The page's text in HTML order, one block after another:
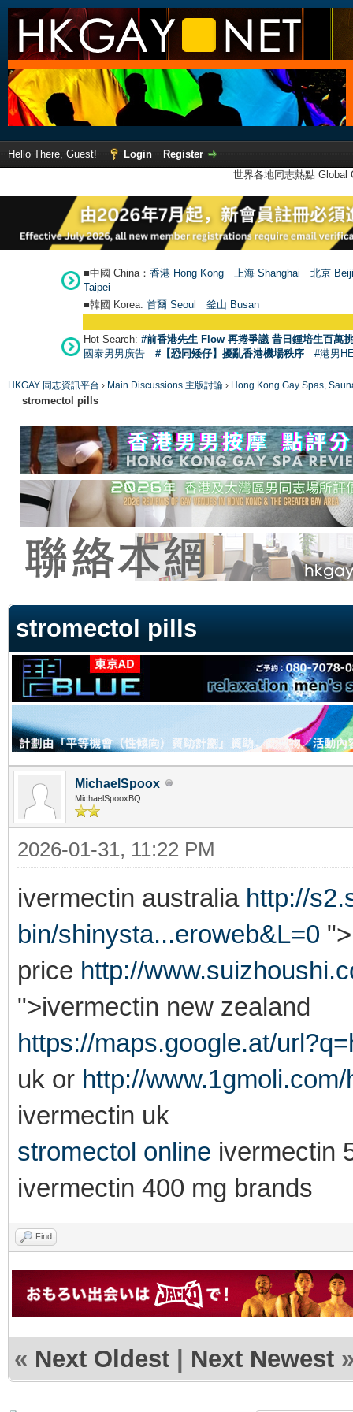
Hello There, Guest! Login
Register
世界各地同志熱點
■中國 China： 香港 Hong Kong 上海 Shanghai
北京
Taipei
■韓國 Korea: 首爾 Seoul 釜山 Busan
Hot Search: #前香港先生 Flow 再捲爭議 昔日鍾培生百萬
國泰男男廣告
#【恐同矮仔】擾亂香港機場秩序 #港男
HKGAY 同志資訊平台 › Main Discussions 主版討論 › Hong Kong Gay Spas,
stromectol pills
stromectol pills
MichaelSpoox
MichaelSpooxBQ
2026-01-31, 11:22 PM
ivermectin australia http://
bin/shinysta...eroweb&L=0
price http://
">ivermectin new zealand
https://maps.google.at/
uk or http://
ivermectin uk
stromectol online ivermectin
ivermectin 400 mg brands
Find
« Next Oldest | Next Newest